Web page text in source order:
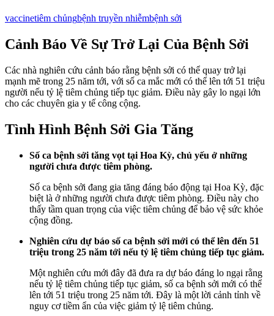
vaccinetiêm chủngbệnh truyền nhiễmbệnh sởi
Cảnh Báo Về Sự Trở Lại Của Bệnh Sởi
Các nhà nghiên cứu cảnh báo rằng bệnh sởi có thể quay trở lại
mạnh mẽ trong 25 năm tới, với số ca mắc mới có thể lên tới 51 triệu
người nếu tỷ lệ tiêm chủng tiếp tục giảm. Điều này gây lo ngại lớn
cho các chuyên gia y tế công cộng.
Tình Hình Bệnh Sởi Gia Tăng
Số ca bệnh sởi tăng vọt tại Hoa Kỳ, chủ yếu ở những
người chưa được tiêm phòng.
Số ca bệnh sởi đang gia tăng đáng báo động tại Hoa Kỳ, đặc
biệt là ở những người chưa được tiêm phòng. Điều này cho
thấy tầm quan trọng của việc tiêm chủng để bảo vệ sức khỏe
cộng đồng.
Nghiên cứu dự báo số ca bệnh sởi mới có thể lên đến 51
triệu trong 25 năm tới nếu tỷ lệ tiêm chủng tiếp tục giảm.
Một nghiên cứu mới đây đã đưa ra dự báo đáng lo ngại rằng
nếu tỷ lệ tiêm chủng tiếp tục giảm, số ca bệnh sởi mới có thể
lên tới 51 triệu trong 25 năm tới. Đây là một lời cảnh tỉnh về
nguy cơ tiềm ẩn của việc giảm tỷ lệ tiêm chủng.